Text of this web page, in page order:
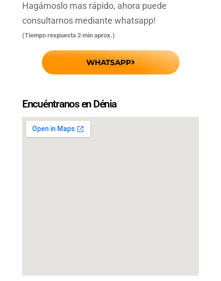
Hagámoslo mas rápido, ahora puede
consultarnos mediante whatsapp!
(Tiempo respuesta 2 min aprox.)
WHATSAPP
Encuéntranos en Dénia